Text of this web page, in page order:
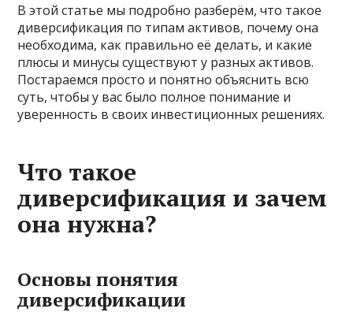
В этой статье мы подробно разберём, что такое
диверсификация по типам активов, почему она
необходима, как правильно её делать, и какие
плюсы и минусы существуют у разных активов.
Постараемся просто и понятно объяснить всю
суть, чтобы у вас было полное понимание и
уверенность в своих инвестиционных решениях.
Что такое
диверсификация и зачем
она нужна?
Основы понятия
диверсификации